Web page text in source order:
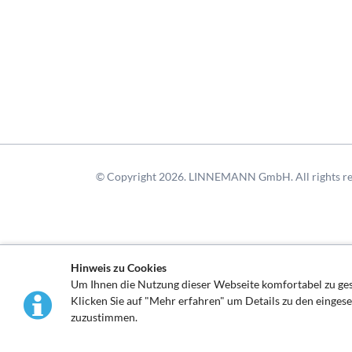
Hinweis zu Cookies
Um Ihnen die Nutzung dieser Webseite komfortabel zu
Klicken Sie auf "Mehr erfahren" um Details zu den
zuzustimmen.
© Copyright 2026. LINNEMANN GmbH. All rights